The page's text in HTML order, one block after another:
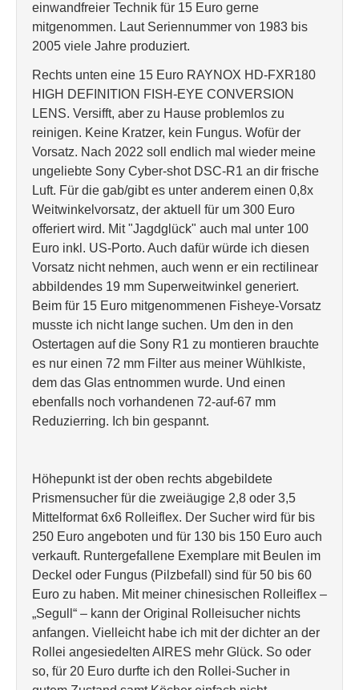
einwandfreier Technik für 15 Euro gerne
mitgenommen. Laut Seriennummer von 1983 bis
2005 viele Jahre produziert.
Rechts unten eine 15 Euro RAYNOX HD-FXR180
HIGH DEFINITION FISH-EYE CONVERSION
LENS. Versifft, aber zu Hause problemlos zu
reinigen. Keine Kratzer, kein Fungus. Wofür der
Vorsatz. Nach 2022 soll endlich mal wieder meine
ungeliebte Sony Cyber-shot DSC-R1 an dir frische
Luft. Für die gab/gibt es unter anderem einen 0,8x
Weitwinkelvorsatz, der aktuell für um 300 Euro
offeriert wird. Mit "Jagdglück" auch mal unter 100
Euro inkl. US-Porto. Auch dafür würde ich diesen
Vorsatz nicht nehmen, auch wenn er ein rectilinear
abbildendes 19 mm Superweitwinkel generiert.
Beim für 15 Euro mitgenommenen Fisheye-Vorsatz
musste ich nicht lange suchen. Um den in den
Ostertagen auf die Sony R1 zu montieren brauchte
es nur einen 72 mm Filter aus meiner Wühlkiste,
dem das Glas entnommen wurde. Und einen
ebenfalls noch vorhandenen 72-auf-67 mm
Reduzierring. Ich bin gespannt.
Höhepunkt ist der oben rechts abgebildete
Prismensucher für die zweiäugige 2,8 oder 3,5
Mittelformat 6x6 Rolleiflex. Der Sucher wird für bis
250 Euro angeboten und für 130 bis 150 Euro auch
verkauft. Runtergefallene Exemplare mit Beulen im
Deckel oder Fungus (Pilzbefall) sind für 50 bis 60
Euro zu haben. Mit meiner chinesischen Rolleiflex –
„Segull“ – kann der Original Rolleisucher nichts
anfangen. Vielleicht habe ich mit der dichter an der
Rollei angesiedelten AIRES mehr Glück. So oder
so, für 20 Euro durfte ich den Rollei-Sucher in